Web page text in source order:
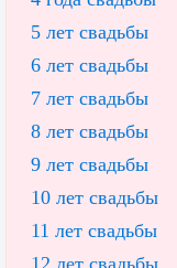
5 лет свадьбы
6 лет свадьбы
7 лет свадьбы
8 лет свадьбы
9 лет свадьбы
10 лет свадьбы
11 лет свадьбы